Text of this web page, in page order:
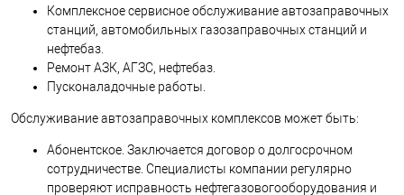
Комплексное сервисное обслуживание автозаправочных
станций, автомобильных газозаправочных станций и
нефтебаз.
Ремонт АЗК, АГЗС, нефтебаз.
Пусконаладочные работы.
Обслуживание автозаправочных комплексов может быть:
Абонентское. Заключается договор о долгосрочном
сотрудничестве. Специалисты компании регулярно
проверяют исправность нефтегазовогооборудования и